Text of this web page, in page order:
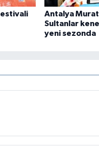
Antalya
Sultanlar
yeni sezonda